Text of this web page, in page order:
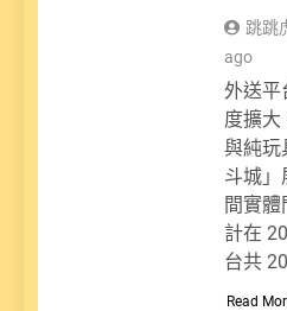
跳跳
ago
外送平
度擴大
與純玩
斗城」
間實
計在
台共
Read